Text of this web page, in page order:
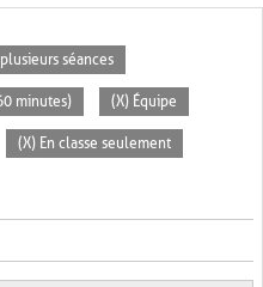
séances
minutes) (X) Équipe
(X) En classe seulement